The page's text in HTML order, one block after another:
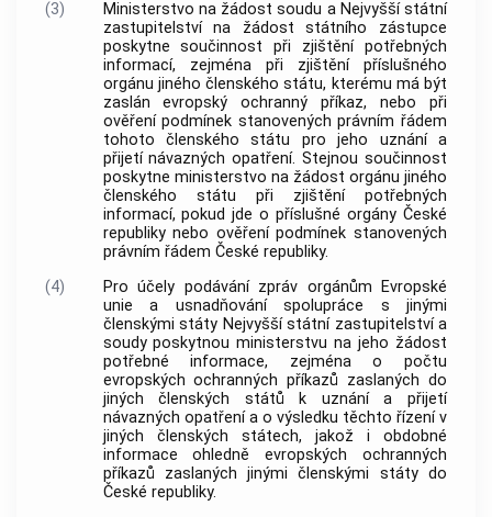
(3)
Ministerstvo na žádost soudu a Nejvyšší státní
zastupitelství na žádost státního zástupce
poskytne součinnost při zjištění potřebných
informací, zejména při zjištění příslušného
orgánu jiného členského státu, kterému má být
zaslán evropský ochranný příkaz, nebo při
ověření podmínek stanovených právním řádem
tohoto členského státu pro jeho uznání a
přijetí návazných opatření. Stejnou součinnost
poskytne ministerstvo na žádost orgánu jiného
členského státu při zjištění potřebných
informací, pokud jde o příslušné orgány České
republiky nebo ověření podmínek stanovených
právním řádem České republiky.
(4)
Pro účely podávání zpráv orgánům Evropské
unie a usnadňování spolupráce s jinými
členskými státy Nejvyšší státní zastupitelství a
soudy poskytnou ministerstvu na jeho žádost
potřebné informace, zejména o počtu
evropských ochranných příkazů zaslaných do
jiných členských států k uznání a přijetí
návazných opatření a o výsledku těchto řízení v
jiných členských státech, jakož i obdobné
informace ohledně evropských ochranných
příkazů zaslaných jinými členskými státy do
České republiky.